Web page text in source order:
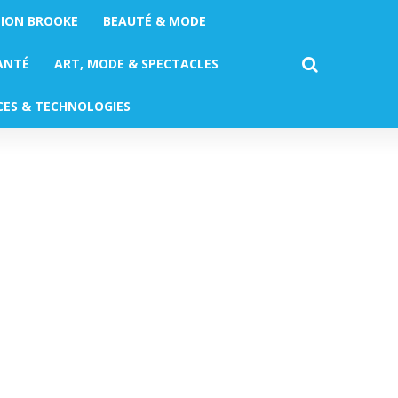
BROOKE BEAUTÉ & MODE
ART, MODE & SPECTACLES
& TECHNOLOGIES